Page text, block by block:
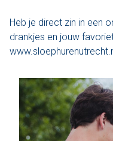
Contact
Nu aanvragen
Heb je direct zin in een
drankjes en jouw